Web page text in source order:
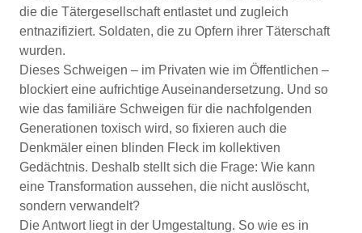
die die Tätergesellschaft entlastet und zugleich
entnazifiziert. Soldaten, die zu Opfern ihrer Täterschaft
wurden.
Dieses Schweigen – im Privaten wie im Öffentlichen –
blockiert eine aufrichtige Auseinandersetzung. Und so
wie das familiäre Schweigen für die nachfolgenden
Generationen toxisch wird, so fixieren auch die
Denkmäler einen blinden Fleck im kollektiven
Gedächtnis. Deshalb stellt sich die Frage: Wie kann
eine Transformation aussehen, die nicht auslöscht,
sondern verwandelt?
Die Antwort liegt in der Umgestaltung. So wie es in